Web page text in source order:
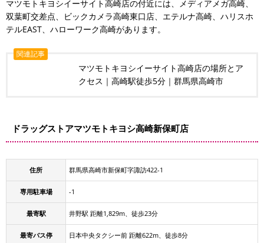
マツモトキヨシイーサイト高崎店の付近には、メディアメガ高崎、
双葉町交差点、ビックカメラ高崎東口店、エテルナ高崎、ハリスホ
テルEAST、ハローワーク高崎があります。
関連記事
マツモトキヨシイーサイト高崎店の場所とア
クセス｜高崎駅徒歩5分｜群馬県高崎市
ドラッグストアマツモトキヨシ高崎新保町店
住所 群馬県高崎市新保町字諏訪422-1
専用駐車場 -1
最寄駅 井野駅 距離1,829m、徒歩23分
最寄バス停 日本中央タクシー前 距離622m、徒歩8分